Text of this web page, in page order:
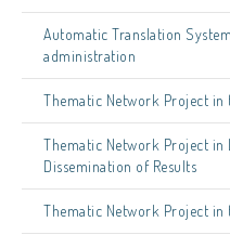
Automatic Translation
administration
Thematic Network Project in
Thematic Network Project in
Dissemination of Results
Thematic Network Project in